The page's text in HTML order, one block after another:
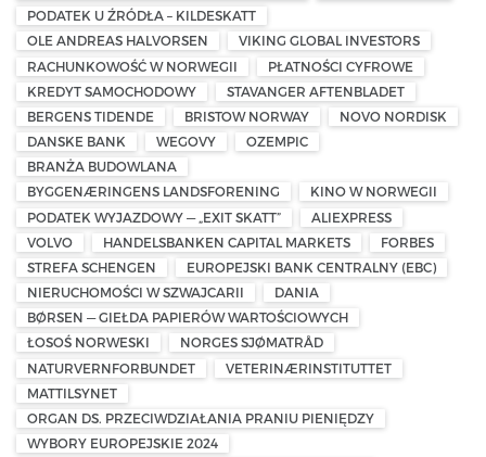
PODATEK U ŹRÓDŁA – KILDESKATT
OLE ANDREAS HALVORSEN
VIKING GLOBAL INVESTORS
RACHUNKOWOŚĆ W NORWEGII
PŁATNOŚCI CYFROWE
KREDYT SAMOCHODOWY
STAVANGER AFTENBLADET
BERGENS TIDENDE
BRISTOW NORWAY
NOVO NORDISK
DANSKE BANK
WEGOVY
OZEMPIC
BRANŻA BUDOWLANA
BYGGENÆRINGENS LANDSFORENING
KINO W NORWEGII
PODATEK WYJAZDOWY — „EXIT SKATT”
ALIEXPRESS
VOLVO
HANDELSBANKEN CAPITAL MARKETS
FORBES
STREFA SCHENGEN
EUROPEJSKI BANK CENTRALNY (EBC)
NIERUCHOMOŚCI W SZWAJCARII
DANIA
BØRSEN — GIEŁDA PAPIERÓW WARTOŚCIOWYCH
ŁOSOŚ NORWESKI
NORGES SJØMATRÅD
NATURVERNFORBUNDET
VETERINÆRINSTITUTTET
MATTILSYNET
ORGAN DS. PRZECIWDZIAŁANIA PRANIU PIENIĘDZY
WYBORY EUROPEJSKIE 2024